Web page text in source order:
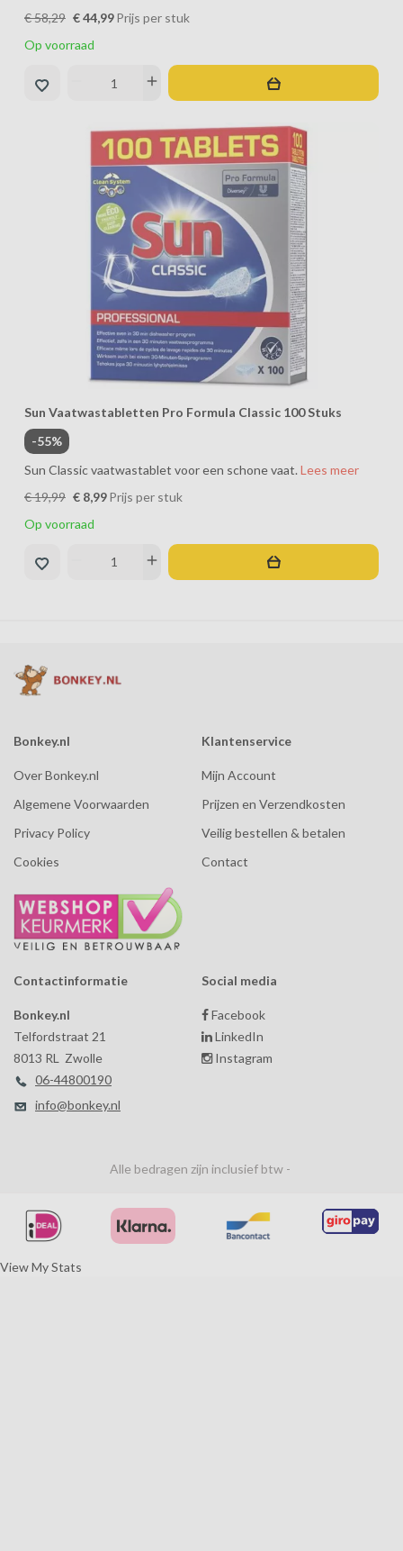
€ 58,29 € 44,99Prijs per stuk
Op voorraad
add
Sun Vaatwastabletten Pro Formula Classic 100 Stuks
-55%
Sun Classic vaatwastablet voor een schone vaat. Lees meer
€ 19,99 € 8,99Prijs per stuk
Op voorraad
add
Bonkey.nl
Over Bonkey.nl
Algemene Voorwaarden
Privacy Policy
Cookies
Klantenservice
Mijn Account
Prijzen en Verzendkosten
Veilig bestellen & betalen
Contact
Contactinformatie
Bonkey.nl
Telfordstraat 21
8013 RL Zwolle
06-44800190
info@bonkey.nl
Social media
Facebook
LinkedIn
Instagram
Alle bedragen zijn inclusief btw -
View My Stats